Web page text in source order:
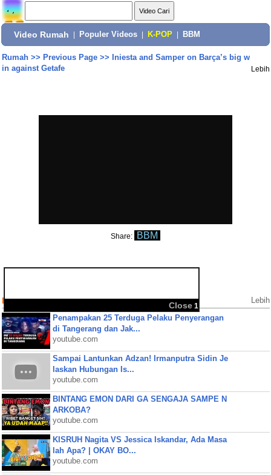
Video Rumah Populer Videos K-POP BBM
Rumah>> Previous Page>> Iniesta and Samper on Barça’s big w
in against Getafe
Lebih
Share: BBM
Populer Videos Lebih
Penampakan 25 Terduga Pelaku Penyerangan
di Tangerang dan Jak...
youtube.com
Sampai Lantunkan Adzan! Irmanputra Sidin Je
laskan Hubungan Is...
youtube.com
BINTANG EMON DARI GA SENGAJA SAMPE N
ARKOBA?
youtube.com
KISRUH Nagita VS Jessica Iskandar, Ada Masa
lah Apa? | OKAY BO...
youtube.com